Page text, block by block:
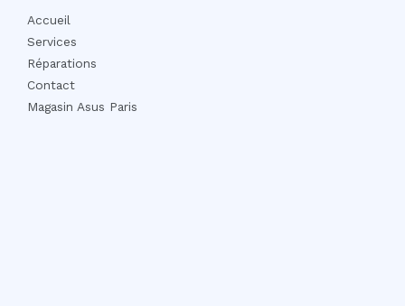
Accueil
Services
Réparations
Contact
Magasin Asus Paris